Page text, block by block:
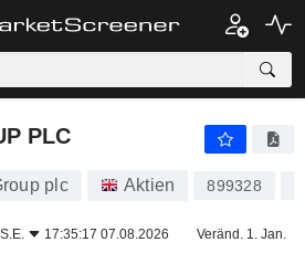
PLC
plc Aktien 899328
17:35:17 07.08.2026 Veränd. 1. Jan.